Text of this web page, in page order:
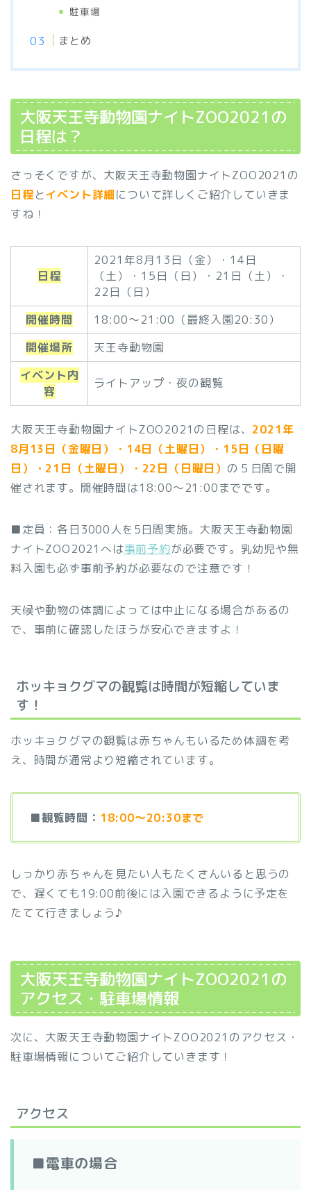
駐車場
まとめ
大阪天王寺動物園ナイトZOO2021の
日程は？
さっそくですが、大阪天王寺動物園ナイトZOO2021の
日程とイベント詳細について詳しくご紹介していきま
すね！
日程
2021年8月13日（金）・14日
（土）・15日（日）・21日（土）・
22日（日）
開催時間
18:00～21:00（最終入園20:30）
開催場所
天王寺動物園
イベント内
容
ライトアップ・夜の観覧
大阪天王寺動物園ナイトZOO2021の日程は、 2021年
8月13日（金曜日）・14日（土曜日）・15日（日曜
日）・21日（土曜日）・22日（日曜日） の５日間で開
催されます。開催時間は18:00～21:00までです。
■定員：各日3000人を5日間実施。大阪天王寺動物園
ナイトZOO2021へは事前予約が必要です。乳幼児や無
料入園も必ず事前予約が必要なので注意です！
天候や動物の体調によっては中止になる場合があるの
で、事前に確認したほうが安心できますよ！
ホッキョクグマの観覧は時間が短縮していま
す！
ホッキョクグマの観覧は赤ちゃんもいるため体調を考
え、時間が通常より短縮されています。
■観覧時間： 18:00～20:30まで
しっかり赤ちゃんを見たい人もたくさんいると思うの
で、遅くても19:00前後には入園できるように予定を
たてて行きましょう♪
大阪天王寺動物園ナイトZOO2021の
アクセス・駐車場情報
次に、大阪天王寺動物園ナイトZOO2021のアクセス・
駐車場情報についてご紹介していきます！
アクセス
■電車の場合